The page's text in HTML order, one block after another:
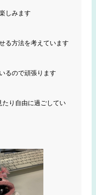
しみます
る方法を考えています
るので頑張ります
たり自由に過ごしてい